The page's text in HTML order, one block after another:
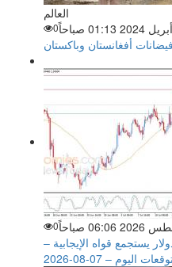
العالم
0
أفغانستان وباكستان
0
يستجمع قواه الإيجابية –
اليوم – 07-08-2026